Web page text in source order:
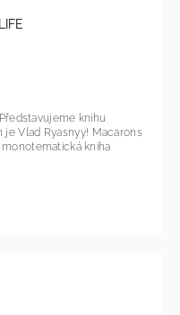
Ryasnyy! Macarons
kniha